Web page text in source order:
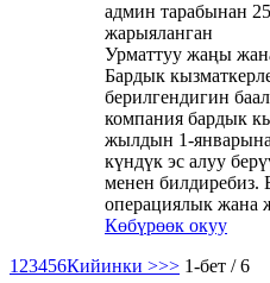
админ тарабынан
жарыяланган
Урматтуу жаңы
Бардык
берилгендигин
компания бардык
жылдын 1-
күндүк эс алуу
менен билдиребиз.
операциялык жана
Көбүрөөк окуу
1 23456Кийинки >>> 1-бет / 6